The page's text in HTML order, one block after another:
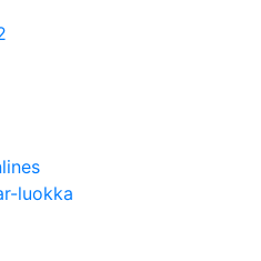
luokka